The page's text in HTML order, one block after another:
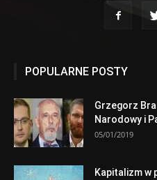
POPULARNE POSTY
Grzegorz
Narodowy i
05/01/2019
Kapitalizm